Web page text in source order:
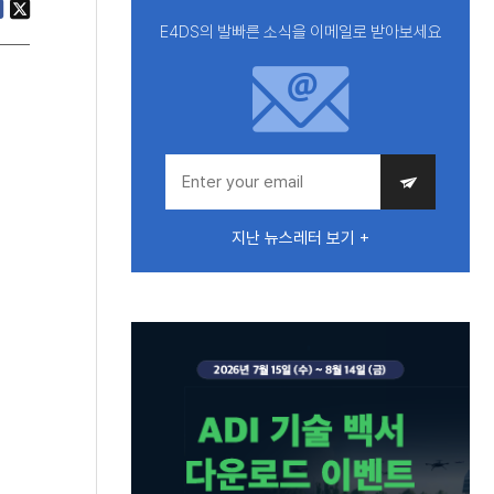
E4DS의 발빠른 소식을 이메일로 받아보세요
지난 뉴스레터 보기 +